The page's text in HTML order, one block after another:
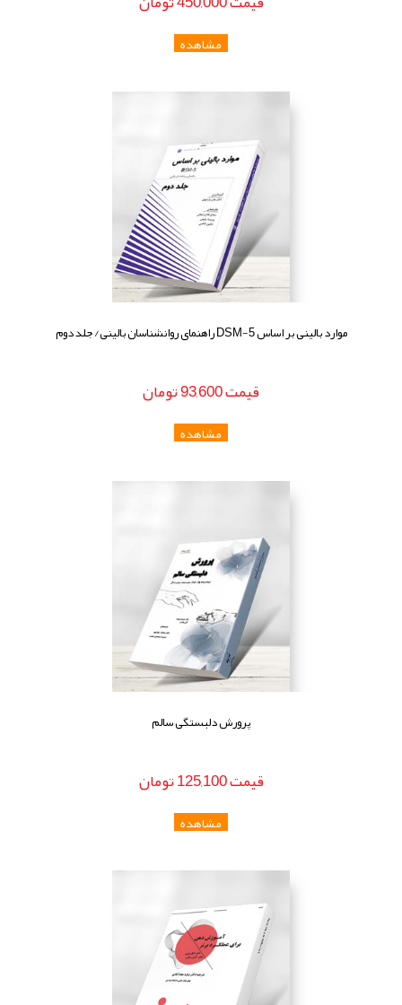
موارد بالینی بر اساس DSM-5 راهنمای روانشناسان بالینی/ جلد دوم
قيمت93,600تومان
پرورش دلبستگی سالم
قيمت125,100تومان